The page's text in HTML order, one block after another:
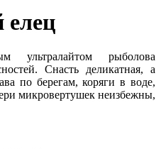
ультралайтом рыболова
Снасть деликатная, а
по берегам, коряги в воде,
микровертушек неизбежны,